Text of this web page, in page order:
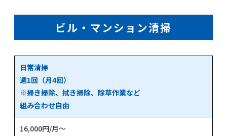
ビル・マンション清掃
日常清掃
週1回（月4回）
※掃き掃除、拭き掃除、除草作業など
組み合わせ自由
16,000円/月～